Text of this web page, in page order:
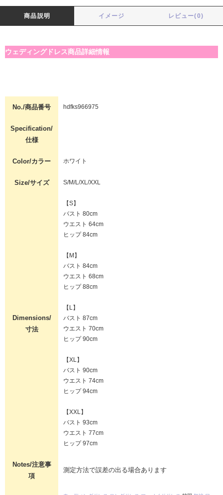
商品説明 イメージ レビュー(0)
ウェディングドレス商品詳細情報
No./商品番号 hdfks966975
Specification/
仕様
Color/カラー ホワイト
Size/サイズ S/M/L/XL/XXL
Dimensions/
寸法
【S】
バスト 80cm
ウエスト 64cm
ヒップ 84cm
【M】
バスト 84cm
ウエスト 68cm
ヒップ 88cm
【L】
バスト 87cm
ウエスト 70cm
ヒップ 90cm
【XL】
バスト 90cm
ウエスト 74cm
ヒップ 94cm
【XXL】
バスト 93cm
ウエスト 77cm
ヒップ 97cm
Notes/注意事
項
測定方法で誤差の出る場合あります